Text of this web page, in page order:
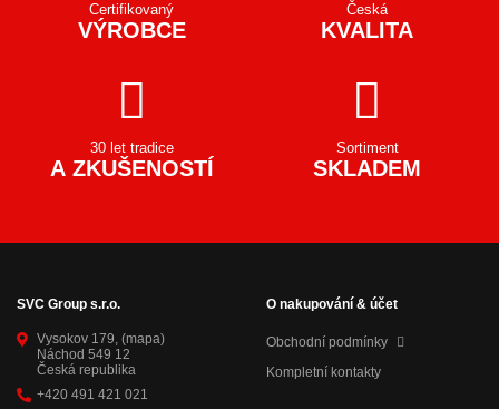
Certifikovaný
VÝROBCE
Česká
KVALITA
30 let tradice
A ZKUŠENOSTÍ
Sortiment
SKLADEM
SVC Group s.r.o.
Vysokov 179, (mapa)
Náchod 549 12
Česká republika
+420 491 421 021
O nakupování & účet
Obchodní podmínky
Kompletní kontakty